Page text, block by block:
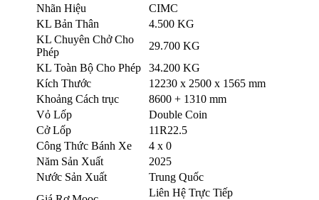
Nhãn Hiệu
CIMC
KL Bản Thân
4.500 KG
KL Chuyên Chở Cho
Phép
29.700 KG
KL Toàn Bộ Cho Phép
34.200 KG
Kích Thước
12230 x 2500 x 1565 mm
Khoảng Cách trục
8600 + 1310 mm
Vỏ Lốp
Double Coin
Cở Lốp
11R22.5
Công Thức Bánh Xe
4 x 0
Năm Sản Xuất
2025
Nước Sản Xuất
Trung Quốc
Liên Hệ Trực Tiếp